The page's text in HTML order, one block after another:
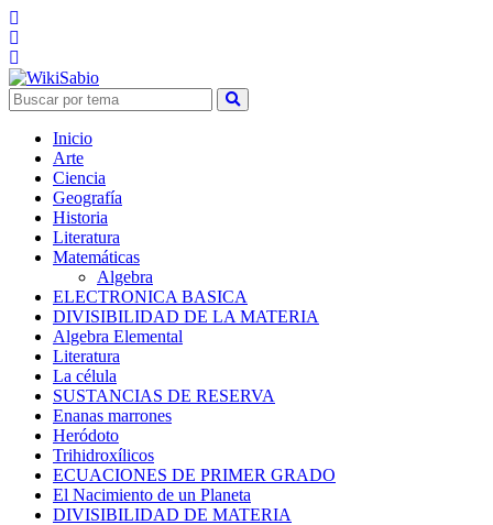
Inicio
Arte
Ciencia
Geografía
Historia
Literatura
Matemáticas
Algebra
ELECTRONICA BASICA
DIVISIBILIDAD DE LA MATERIA
Algebra Elemental
Literatura
La célula
SUSTANCIAS DE RESERVA
Enanas marrones
Heródoto
Trihidroxílicos
ECUACIONES DE PRIMER GRADO
El Nacimiento de un Planeta
DIVISIBILIDAD DE MATERIA